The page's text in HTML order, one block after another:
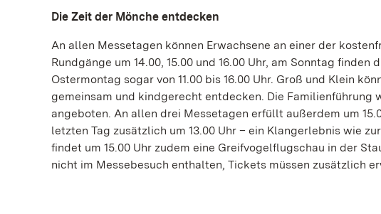
Die Zeit der Mönche entdecken
An allen Messetagen können Erwachsene an einer der
Rundgänge um 14.00, 15.00 und 16.00 Uhr, am Sonntag
Ostermontag sogar von 11.00 bis 16.00 Uhr. Groß und Klein
gemeinsam und kindgerecht entdecken. Die Familienführung
angeboten. An allen drei Messetagen erfüllt außerdem um
letzten Tag zusätzlich um 13.00 Uhr – ein Klangerlebnis wie
findet um 15.00 Uhr zudem eine Greifvogelflugschau in der
nicht im Messebesuch enthalten, Tickets müssen zusätzlich